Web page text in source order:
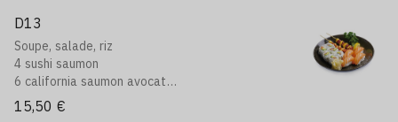
D13
Soupe, salade, riz
4 sushi saumon
6 california saumon avocat
2 brochettes: boeuf au fromage
15,50 €